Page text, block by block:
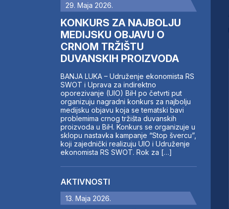
29. Maja 2026.
KONKURS ZA NAJBOLJU
MEDIJSKU OBJAVU O
CRNOM TRŽIŠTU
DUVANSKIH PROIZVODA
BANJA LUKA – Udruženje ekonomista RS
SWOT i Uprava za indirektno
oporezivanje (UIO) BiH po četvrti put
organizuju nagradni konkurs za najbolju
medijsku objavu koja se tematski bavi
problemima crnog tržišta duvanskih
proizvoda u BiH. Konkurs se organizuje u
sklopu nastavka kampanje “Stop švercu”,
koji zajednički realizuju UIO i Udruženje
ekonomista RS SWOT. Rok za […]
AKTIVNOSTI
13. Maja 2026.